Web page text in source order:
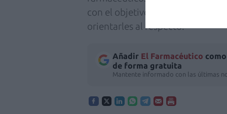
con el objetivo de
orientarles al respecto.
Añadir El Farmacéutico
de forma gratuita
Mantente informado con las últimas